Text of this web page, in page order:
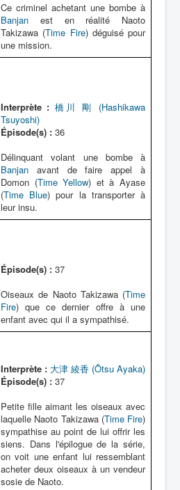
Ce criminel achetant une bombe à
Banjan est en réalité Naoto
Takizawa (Time Fire) déguisé pour
une mission.
Interprète : 橋川 剛 (Hashikawa
Tsuyoshi)
Épisode(s) : 36
Délinquant volant une bombe à
Banjan avant de faire appel à
Domon (Time Yellow) et à Ayase
(Time Blue) pour la transporter à
leur insu.
Épisode(s) : 37
Oiseaux de Naoto Takizawa (Time
Fire) que ce dernier offre à une
enfant avec qui il a sympathisé.
Interprète : 大津 綾香 (Ôtsu Ayaka)
Épisode(s) : 37
Petite fille aimant les oiseaux avec
laquelle Naoto Takizawa (Time Fire)
sympathise au point de lui offrir les
siens. Dans l'épilogue de la série,
on voit une enfant lui ressemblant
acheter deux oiseaux à un vendeur
sosie de Naoto.